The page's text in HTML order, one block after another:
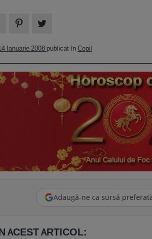
Ianuarie 2008 publicat înCopil
Adaugă-ne ca sursă
ACEST ARTICOL: